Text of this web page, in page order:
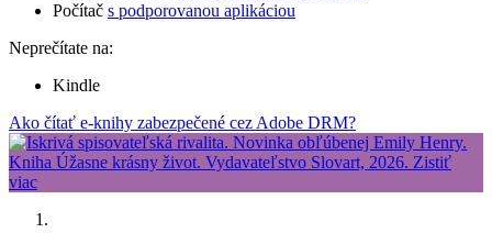
Počítač s podporovanou aplikáciou
Neprečítate na:
Kindle
Ako čítať e-knihy zabezpečené cez Adobe DRM?